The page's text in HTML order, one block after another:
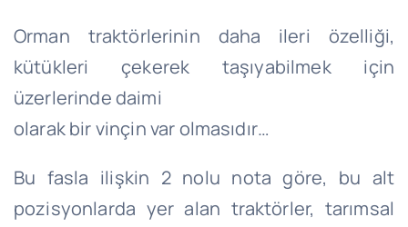
Orman traktörlerinin daha ileri özelliği,
kütükleri çekerek taşıyabilmek için
üzerlerinde daimi
olarak bir vinçin var olmasıdır…
Bu fasla ilişkin 2 nolu nota göre, bu alt
pozisyonlarda yer alan traktörler, tarımsal